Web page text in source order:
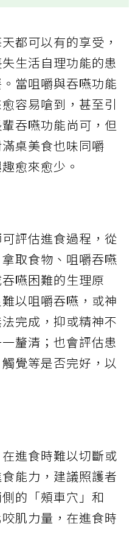
都可以有的享受，
生活自理功能的患
當咀嚼與吞嚥功能
容易嗆到，甚至引
吞嚥功能尚可，但
桌美食也味同嚼
愈來愈少。
評估進食過程，從
取食物、咀嚼吞嚥
嚥困難的生理原
以咀嚼吞嚥，或神
完成，抑或精神不
釐清；也會評估患
覺等是否完好，以
進食時難以切斷或
能力，建議照護者
的「頰車穴」和
肌力量，在進食時